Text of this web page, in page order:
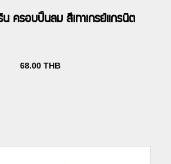
น ครอบปั้นลม สีเทาเกรย์แกรนิต
68.00 THB